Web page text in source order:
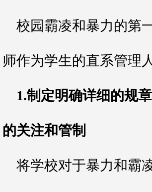
校园霸凌和暴力的第
师作为学生的直系管理
1.制定明确详细的规
的关注和管制
将学校对于暴力和霸